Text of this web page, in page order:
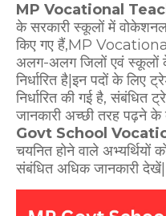
MP Vocational
के सरकारी स्कूलों में
किए गए हैं,MP
अलग-अलग जिलों एवं स्कूलों
निर्धारित है|इन पदों के लिए
निर्धारित की गई है, संबंधित
जानकारी अच्छी तरह पढ़ने
Govt School
चयनित होने वाले अभ्यर्थियों
संबंधित अधिक जानकारी देखें|